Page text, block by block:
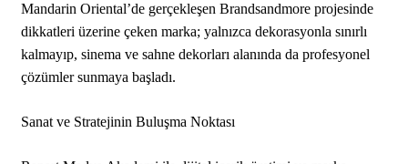
Mandarin Oriental’de gerçekleşen Brandsandmore projesinde
dikkatleri üzerine çeken marka; yalnızca dekorasyonla sınırlı
kalmayıp, sinema ve sahne dekorları alanında da profesyonel
çözümler sunmaya başladı.
Sanat ve Stratejinin Buluşma Noktası